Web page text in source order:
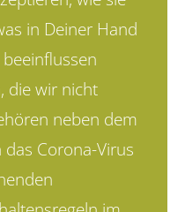
in Deiner Hand
die wir nicht
neben dem
Corona-Virus